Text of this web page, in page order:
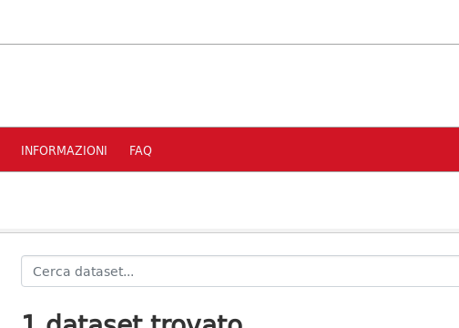
INFORMAZIONI FAQ